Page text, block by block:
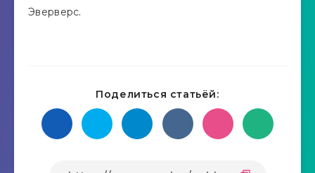
Эверверс.
Поделиться статьёй: